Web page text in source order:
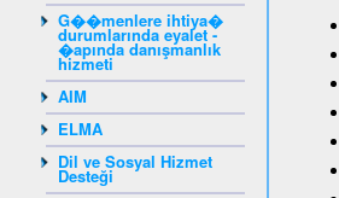
G��menlere ihtiya�
durumlarında eyalet -
�apında danışmanlık
hizmeti
AIM
ELMA
Dil ve Sosyal Hizmet
Desteği